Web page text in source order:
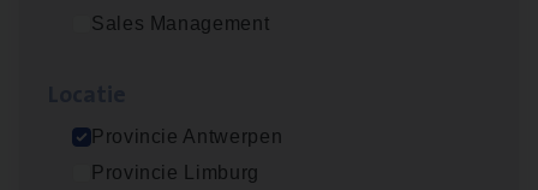
Sales Management
Provincie Antwerpen
Provincie Limburg
Busi­ness Mana­ger Mari­ne Cargo